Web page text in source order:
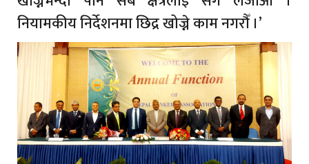
नियामकीय निर्देशनमा छिद्र खोज्ने काम नगरौँ ।’